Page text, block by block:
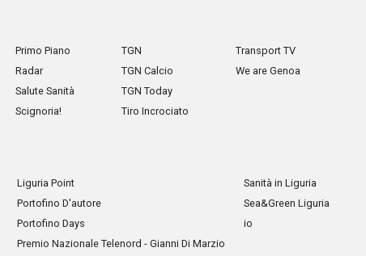
Primo Piano
Radar
Salute Sanità
Scignoria!
TGN
TGN Calcio
TGN Today
Tiro Incrociato
Transport TV
We are Genoa
Liguria Point
Portofino D'autore
Portofino Days
Premio Nazionale Telenord - Gianni Di Marzio
Sanità in Liguria
Sea&Green Liguria
io